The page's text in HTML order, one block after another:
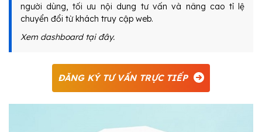
người dùng, tối ưu nội dung tư vấn và nâng cao tỉ lệ
chuyển đổi từ khách truy cập web.
Xem dashboard tại đây.
ĐĂNG KÝ TƯ VẤN TRỰC TIẾP